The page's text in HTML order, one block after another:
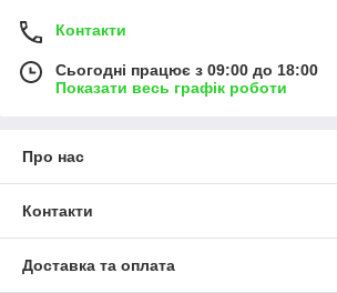
Контакти
Сьогодні працює з 09:00 до 18:00
Показати весь графік роботи
Про нас
Контакти
Доставка та оплата